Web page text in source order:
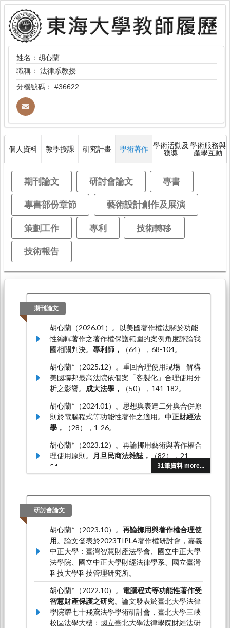
姓名：胡心蘭
職稱： 法律系教授
分機號碼： #36622
個人資料 教學授課 研究計畫 學術著作 學術活動及
獲獎
學術服務與
產學互動
期刊論文 研討會論文 專書
專書部份章節 藝術設計創作及展演
策劃工作 專利 技術轉移
技術報告
期刊論文
31筆資料 more...
胡心蘭（2026.01）。以美國著作權法關於功能
性編輯著作之著作權保護範圍的案例角度評論我
國相關判決。 專利師，
（64），68-104。
胡心蘭*（2025.12）。重回合理使用現場—解構
美國聯邦最高法院依個案「客製化」合理使用分
析之影響。 成大法學，
（50），141-182。
胡心蘭*（2024.01）。思想與表達二分與合併原
則於電腦程式等功能性著作之適用。 中正財經法
學，
（28），1-26。
胡心蘭*（2023.12）。再論挪用藝術與著作權合
理使用原則。
月旦民商法雜誌，
（82），21-
54。
作權保護。東海大學法學研究，（63），1-49。
研討會論文
胡心蘭*（2023.10）。 再論挪用與著作權合理使
用。論文發表於2023TIPLA著作權研討會，嘉義
中正大學：臺灣智慧財產法學會、國立中正大學
法學院、國立中正大學財經法律學系、國立臺灣
科技大學科技管理研究所。
胡心蘭*（2022.10）。 電腦程式等功能性著作受
智慧財產保護之研究。論文發表於臺北大學法律
學院耀七十飛鳶法學學術研討會，臺北大學三峽
校區法學大樓：國立臺北大學法律學院財經法研